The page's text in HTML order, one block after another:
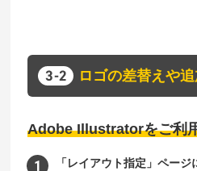
ロゴの差替えや
Adobe Illustratorをご利
「レイアウト指定」ペー